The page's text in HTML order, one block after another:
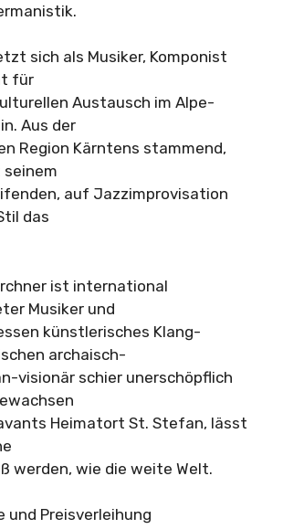
sich als Musiker, Komponist
für
Austausch im Alpe-
Aus der
Region Kärntens stammend,
auf Jazzimprovisation
das
ist international
Musiker und
künstlerisches Klang-
archaisch-
visionär schier unerschöpflich
Heimatort St. Stefan, lässt
werden, wie die weite Welt.
und Preisverleihung